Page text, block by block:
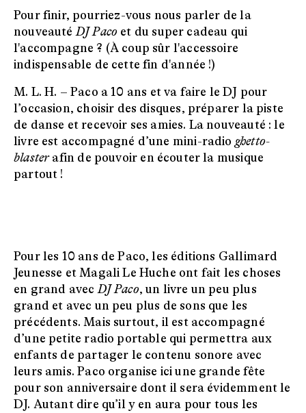
Pour finir, pourriez-vous nous parler de la
nouveautéDJ Paco et du super cadeau qui
l'accompagne ? (À coup sûr l'accessoire
indispensable de cette fin d'année !)
M. L. H. – Paco a 10 ans et va faire le DJ pour
l’occasion, choisir des disques, préparer la piste
de danse et recevoir ses amies. La nouveauté : le
livre est accompagné d’une mini-radio ghetto-
blasterafin de pouvoir en écouter la musique
partout !
Pour les 10 ans de Paco, les éditions Gallimard
Jeunesse et Magali Le Huche ont fait les choses
en grand avecDJ Paco, un livre un peu plus
grand et avec un peu plus de sons que les
précédents. Mais surtout, il est accompagné
d’une petite radio portable qui permettra aux
enfants de partager le contenu sonore avec
leurs amis. Paco organise ici une grande fête
pour son anniversaire dont il sera évidemment le
DJ. Autant dire qu’il y en aura pour tous les